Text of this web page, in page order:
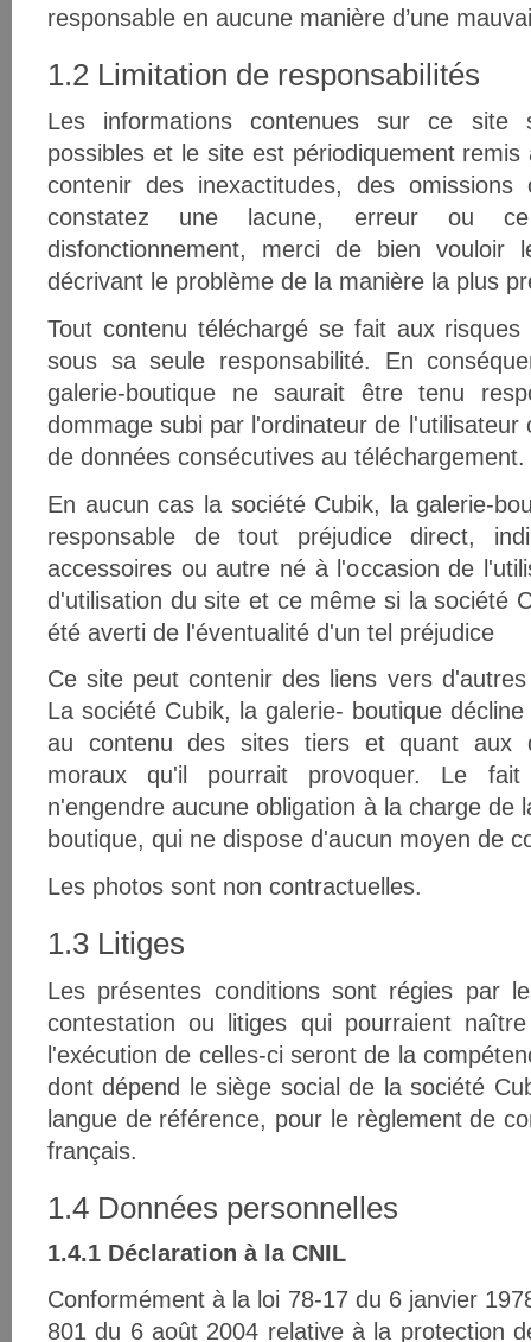
responsable en aucune manière d’une
1.2 Limitation de responsabilités
Les informations contenues sur ce site
possibles et le site est périodiquement
contenir des inexactitudes, des
constatez une lacune, erreur ou
disfonctionnement, merci de bien vouloir
décrivant le problème de la manière la plus
Tout contenu téléchargé se fait aux
sous sa seule responsabilité. En
galerie-boutique ne saurait être tenu
dommage subi par l'ordinateur de l'utilisateur
de données consécutives au téléchargement.
En aucun cas la société Cubik, la galerie-
responsable de tout préjudice direct,
accessoires ou autre né à l'occasion de
d'utilisation du site et ce même si la société
été averti de l'éventualité d'un tel préjudice
Ce site peut contenir des liens vers
La société Cubik, la galerie- boutique
au contenu des sites tiers et quant aux
moraux qu'il pourrait provoquer. Le
n'engendre aucune obligation à la charge de
boutique, qui ne dispose d'aucun moyen de
Les photos sont non contractuelles.
1.3 Litiges
Les présentes conditions sont régies par
contestation ou litiges qui pourraient
l'exécution de celles-ci seront de la
dont dépend le siège social de la société
langue de référence, pour le règlement de
français.
1.4 Données personnelles
1.4.1 Déclaration à la CNIL
Conformément à la loi 78-17 du 6 janvier
801 du 6 août 2004 relative à la protection